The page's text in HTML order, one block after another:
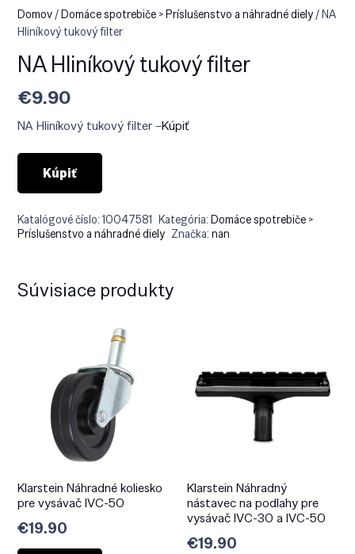
Domov/Domáce spotrebiče > Príslušenstvo a náhradné diely/ NA
Hliníkový tukový filter
NA Hliníkový tukový filter
€9.90
NA Hliníkový tukový filter –Kúpiť
Kúpiť
Katalógové číslo:10047581 Kategória:Domáce spotrebiče >
Príslušenstvo a náhradné diely Značka:nan
Súvisiace produkty
Klarstein Náhradné koliesko
pre vysávač IVC-50
€19.90
Klarstein Náhradný
nástavec na podlahy pre
vysávač IVC-30 a IVC-50
€19.90